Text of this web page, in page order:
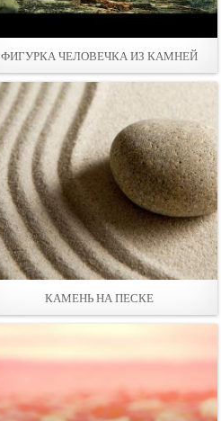
ФИГУРКА ЧЕЛОВЕЧКА ИЗ КАМНЕЙ
КАМЕНЬ НА ПЕСКЕ